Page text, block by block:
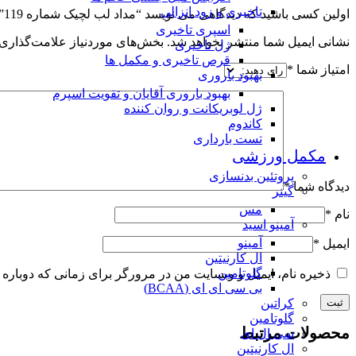
تاخیری و زود انزالی
اسپری تاخیری
ژل تاخیری
قرص تاخیری و مکمل ها
بهبود باروری
بهبود باروری آقایان و تقویت اسپرم
ژل لوبریکانت و روان کننده
کاندوم
تست بارداری
مکمل ورزشی
پروتئین بدنسازی
گینر
مس
آمینو اسید
آمینو
ال کارنیتین
گلوتامین
بی سی ای ای (BCAA)
کراتین
گلوتامین
سی ال ای
ال کارنیتین
اولین کسی باشید که دیدگاهی می نویسد “مداد لب لچیک شماره 119”
نشانی ایمیل شما منتشر نخواهد شد. بخش‌های موردنیاز
امتیاز شما *
دیدگاه شما*
نام *
ایمیل *
ذخیره نام، ایمیل و وبسایت من در مرورگر برای زمانی که
محصولات مرتبط